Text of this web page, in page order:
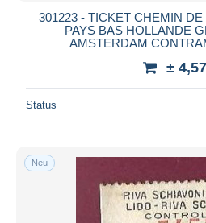
301223 - TICKET CHEMIN
PAYS BAS HOLLANDE
AMSTERDAM
±
Status
Neu